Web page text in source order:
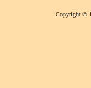
Copyright ©